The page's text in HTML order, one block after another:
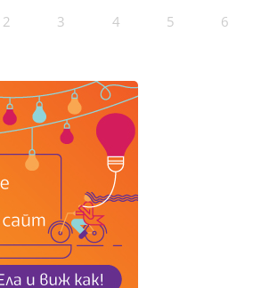
2 3 4 5 6